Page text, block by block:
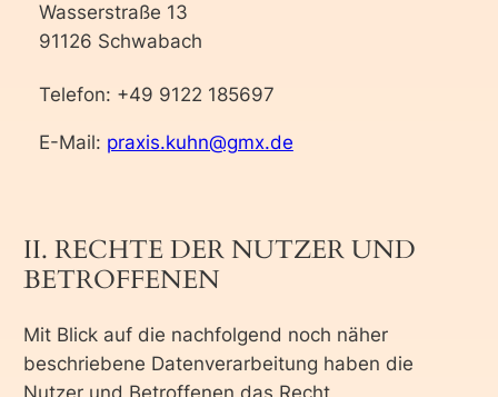
Wasserstraße 13
91126 Schwabach
Telefon: +49 9122 185697
E-Mail: praxis.kuhn@gmx.de
II. RECHTE DER NUTZER UND
BETROFFENEN
Mit Blick auf die nachfolgend noch näher
beschriebene Datenverarbeitung haben die